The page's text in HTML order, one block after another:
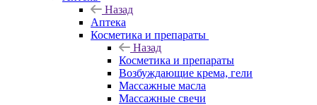
Назад
Аптека
Косметика и препараты
Назад
Косметика и препараты
Возбуждающие крема, гели
Массажные масла
Массажные свечи